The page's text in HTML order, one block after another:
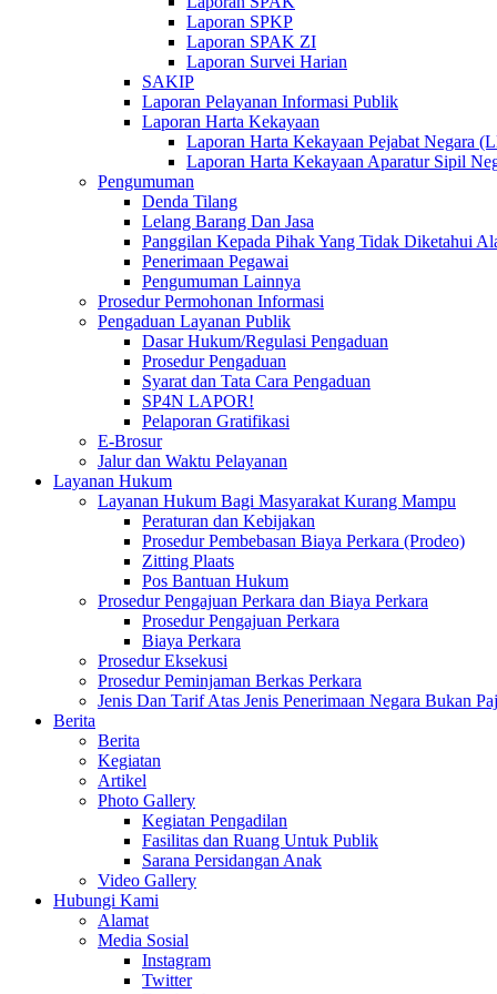
Laporan SPKP
Laporan SPAK ZI
Laporan Survei Harian
SAKIP
Laporan Pelayanan Informasi Publik
Laporan Harta Kekayaan
Laporan Harta Kekayaan Pejabat Negara
Laporan Harta Kekayaan Aparatur Sipil
Pengumuman
Denda Tilang
Lelang Barang Dan Jasa
Panggilan Kepada Pihak Yang Tidak Diketahui
Penerimaan Pegawai
Pengumuman Lainnya
Prosedur Permohonan Informasi
Pengaduan Layanan Publik
Dasar Hukum/Regulasi Pengaduan
Prosedur Pengaduan
Syarat dan Tata Cara Pengaduan
SP4N LAPOR!
Pelaporan Gratifikasi
E-Brosur
Jalur dan Waktu Pelayanan
Layanan Hukum
Layanan Hukum Bagi Masyarakat Kurang Mampu
Peraturan dan Kebijakan
Prosedur Pembebasan Biaya Perkara (Prodeo)
Zitting Plaats
Pos Bantuan Hukum
Prosedur Pengajuan Perkara dan Biaya Perkara
Prosedur Pengajuan Perkara
Biaya Perkara
Prosedur Eksekusi
Prosedur Peminjaman Berkas Perkara
Jenis Dan Tarif Atas Jenis Penerimaan Negara Bukan
Berita
Berita
Kegiatan
Artikel
Photo Gallery
Kegiatan Pengadilan
Fasilitas dan Ruang Untuk Publik
Sarana Persidangan Anak
Video Gallery
Hubungi Kami
Alamat
Media Sosial
Instagram
Twitter